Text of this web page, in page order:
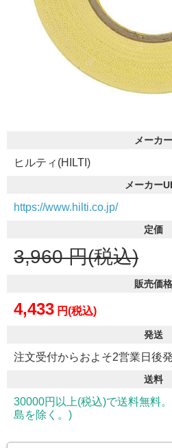
メーカー
ヒルティ(HILTI)
メーカー
https://www.hilti.co.jp/
定価
3,960 円(税込)
販売価格
4,433 円(税込)
発送
注文受付からおよそ2営業日後
送料
30000円以上(税込)で送料無料
島を除く。)